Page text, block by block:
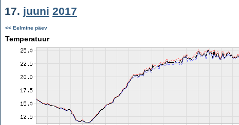
17. juuni 2017
<< Eelmine päev
Temperatuur